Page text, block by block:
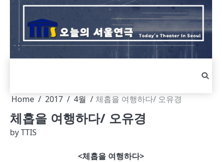
Skip
content
Home 2017 4월 체홉을 여행하다/ 오유경
체홉을 여행하다/ 오유경
byTTIS
<체홉을 여행하다>